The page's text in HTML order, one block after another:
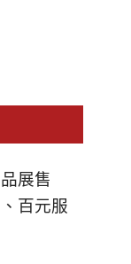
展售
百元服